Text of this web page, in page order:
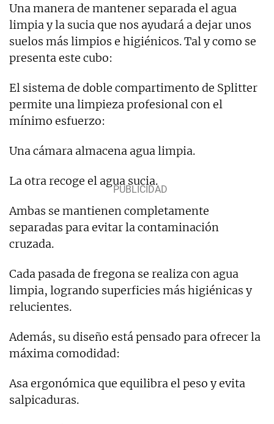
Una manera de mantener separada el agua
limpia y la sucia que nos ayudará a dejar unos
suelos más limpios e higiénicos. Tal y como se
presenta este cubo:
El sistema de doble compartimento de Splitter
permite una limpieza profesional con el
mínimo esfuerzo:
Una cámara almacena agua limpia.
La otra recoge el agua sucia.
Ambas se mantienen completamente
separadas para evitar la contaminación
cruzada.
Cada pasada de fregona se realiza con agua
limpia, logrando superficies más higiénicas y
relucientes.
Además, su diseño está pensado para ofrecer la
máxima comodidad:
Asa ergonómica que equilibra el peso y evita
salpicaduras.